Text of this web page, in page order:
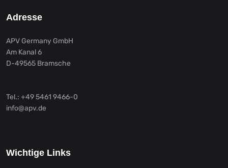
Adresse
APV Germany GmbH
Am Kanal 6
D-49565 Bramsche
Tel.: +49 5461 9466-0
info@apv.de
Wichtige Links